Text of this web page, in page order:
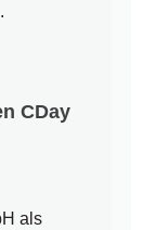
CDay
als